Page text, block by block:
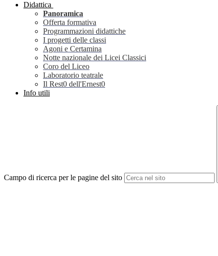
Didattica
Panoramica
Offerta formativa
Programmazioni didattiche
I progetti delle classi
Agoni e Certamina
Notte nazionale dei Licei Classici
Coro del Liceo
Laboratorio teatrale
Il Rest0 dell'Ernest0
Info utili
Campo di ricerca per le pagine del sito